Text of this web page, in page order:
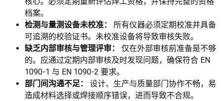
档案。
检测与量测设备未校准：
所有仪器必须定期校准并具备
可追溯的校验证书。未校准设备将导致审核失败。
缺乏内部审核与管理评审：
仅在外部审核前准备是不够
的。应通过定期内部审核及时发现问题，确保符合 EN
1090-1 与 EN 1090-2 要求。
部门间沟通不足：
设计、生产与质量部门协作不畅，易
造成材料选择或焊接顺序错误，进而导致不合规。